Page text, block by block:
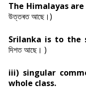
The Himalayas
উত্তৰত আছে।)
Srilanka is to
দিশত আছে। )
iii) singular
whole class.